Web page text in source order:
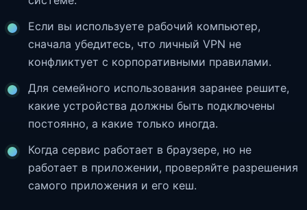
Если вы используете рабочий компьютер,
сначала убедитесь, что личный VPN не
конфликтует с корпоративными правилами.
Для семейного использования заранее решите,
какие устройства должны быть подключены
постоянно, а какие только иногда.
Когда сервис работает в браузере, но не
работает в приложении, проверяйте разрешения
самого приложения и его кеш.